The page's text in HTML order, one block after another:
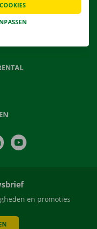
EN
LinkedIn
en promoties